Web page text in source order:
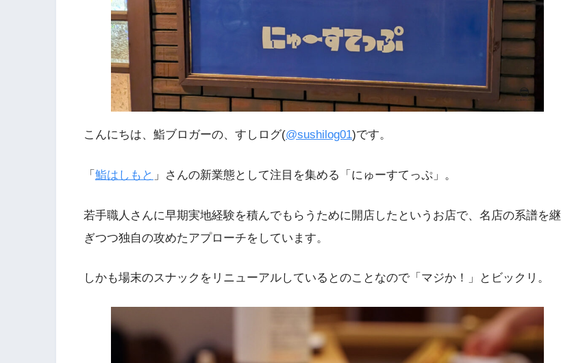
こんにちは、鮨ブロガーの、すしログ(@sushilog01)です。
「 鮨はしもと 」さんの新業態として注目を集める「にゅーすてっぷ」。
若手職人さんに早期実地経験を積んでもらうために開店したというお店で、名店の系譜を継
ぎつつ独自の攻めたアプローチをしています。
しかも場末のスナックをリニューアルしているとのことなので「マジか！」とビックリ。